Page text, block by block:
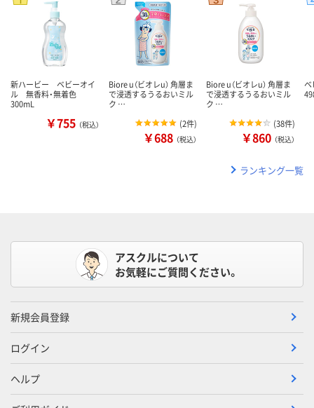
新ハービー ベビーオイ
ル 無香料・無着色
300mL
￥755 （税込）
Biore u（ビオレu） 角層ま
で浸透するうるおいミル
ク …
(2件)
￥688 （税込）
Biore u（ビオレu） 角層ま
で浸透するうるおいミル
ク …
(38件)
￥860 （税込）
ベ
ランキング一覧
アスクルについて
お気軽にご質問ください。
新規会員登録
ログイン
ヘルプ